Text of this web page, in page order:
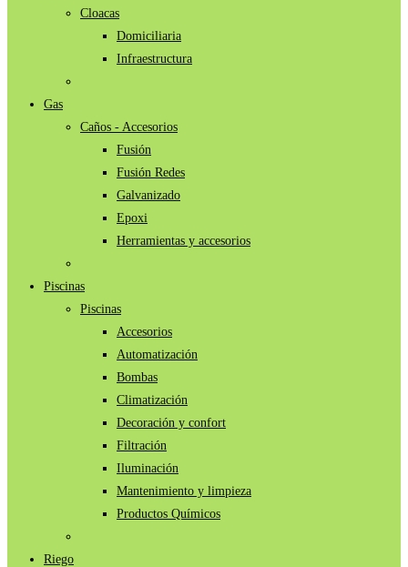
Cloacas
Domiciliaria
Infraestructura
Gas
Caños - Accesorios
Fusión
Fusión Redes
Galvanizado
Epoxi
Herramientas y accesorios
Piscinas
Piscinas
Accesorios
Automatización
Bombas
Climatización
Decoración y confort
Filtración
Iluminación
Mantenimiento y limpieza
Productos Químicos
Riego